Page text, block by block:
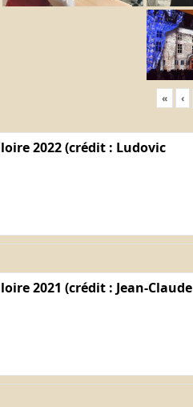
« ‹
2022 (crédit : Ludovic
2021 (crédit : Jean-Claude